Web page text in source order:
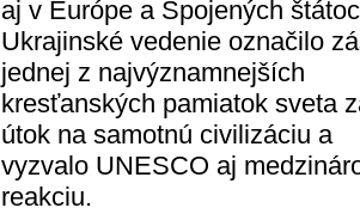
aj v Európe a Spojených
Ukrajinské vedenie označilo
jednej z najvýznamnejších
kresťanských pamiatok sveta
útok na samotnú civilizáciu a
vyzvalo UNESCO aj
reakciu.